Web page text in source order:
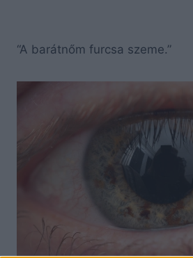
“A barátnőm furcsa szeme.”